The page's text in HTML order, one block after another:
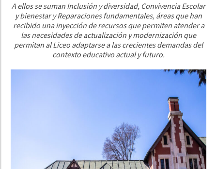
A ellos se suman Inclusión y diversidad, Convivencia Escolar
y bienestar y Reparaciones fundamentales, áreas que han
recibido una inyección de recursos que permiten atender a
las necesidades de actualización y modernización que
permitan al Liceo adaptarse a las crecientes demandas del
contexto educativo actual y futuro.